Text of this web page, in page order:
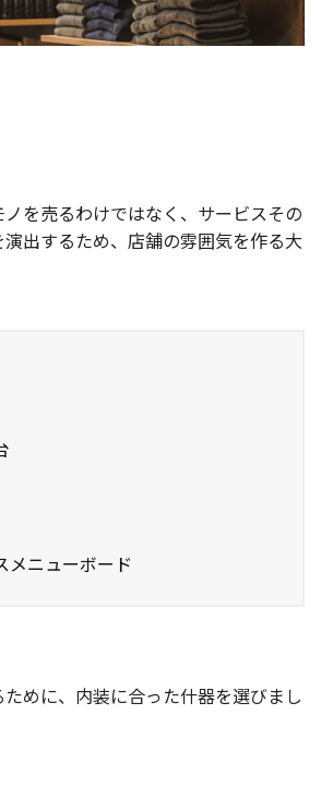
を売るわけではなく、サービスその
出するため、店舗の雰囲気を作る大
メニューボード
めに、内装に合った什器を選びまし